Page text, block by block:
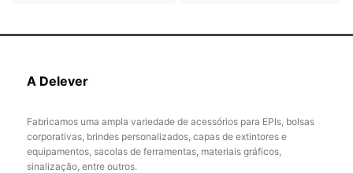
A Delever
Fabricamos uma ampla variedade de acessórios para EPIs, bolsas
corporativas, brindes personalizados, capas de extintores e
equipamentos, sacolas de ferramentas, materiais gráficos,
sinalização, entre outros.